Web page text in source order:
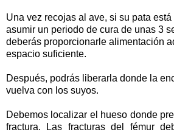
Una vez recojas al ave, si su pata
asumir un periodo de cura de unas 3
deberás proporcionarle alimentación
espacio suficiente.
Después, podrás liberarla donde la
vuelva con los suyos.
Debemos localizar el hueso donde
fractura. Las fracturas del fémur